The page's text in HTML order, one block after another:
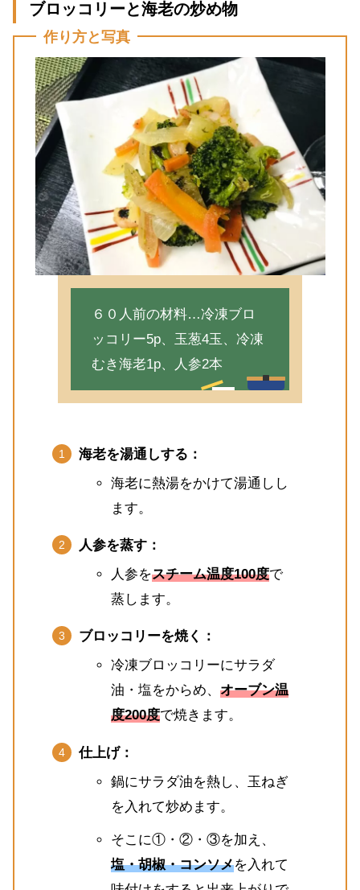
ブロッコリーと海老の炒め物
作り方と写真
６０人前の材料…冷凍ブロ
ッコリー5p、玉葱4玉、冷凍
むき海老1p、人参2本
海老を湯通しする：
海老に熱湯をかけて湯通しし
ます。
人参を蒸す：
人参をスチーム温度100度で
蒸します。
ブロッコリーを焼く：
冷凍ブロッコリーにサラダ
油・塩をからめ、 オーブン温
度200度で焼きます。
仕上げ：
鍋にサラダ油を熱し、玉ねぎ
を入れて炒めます。
そこに①・②・③を加え、
塩・胡椒・コンソメを入れて